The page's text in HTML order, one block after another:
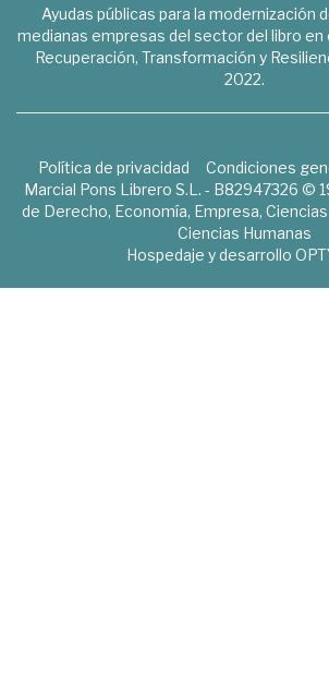
Ayudas públicas para la modernización
medianas empresas del sector del libro en
Recuperación, Transformación y
2022.
Política de privacidad Condiciones
Marcial Pons Librero S.L. - B82947326 ©
de Derecho, Economía, Empresa,
Ciencias Humanas
Hospedaje y desarrollo